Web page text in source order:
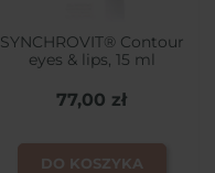
SYNCHROVIT® Contour
eyes & lips, 15 ml
77,00 zł
DO KOSZYKA